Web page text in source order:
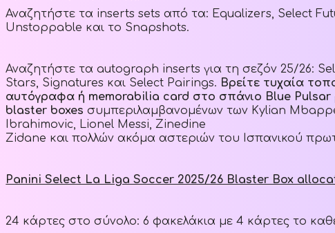
Αναζητήστε τα inserts sets από τα: Equalizers, Select
Unstoppable και το Snapshots.
Αναζητήστε τα autograph inserts για τη σεζόν 25/26:
Stars, Signatures και Select Pairings. Βρείτε τυχαία
αυτόγραφα ή memorabilia card στο σπάνιο Blue
blaster boxes συμπεριλαμβανομένων των Kylian
Ibrahimovic, Lionel Messi, Zinedine
Zidane και πολλών ακόμα αστεριών του Ισπανικού
Panini Select La Liga Soccer 2025/26 Blaster Box
24 κάρτες στο σύνολο: 6 φακελάκια με 4 κάρτες το